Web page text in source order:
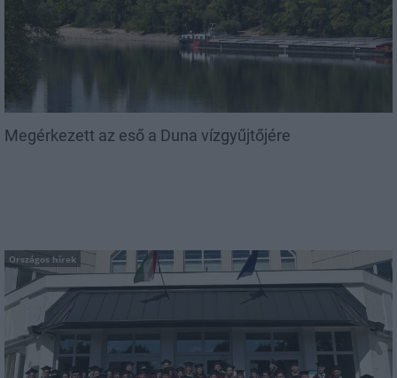
Megérkezett az eső a Duna vízgyűjtőjére
Országos hírek